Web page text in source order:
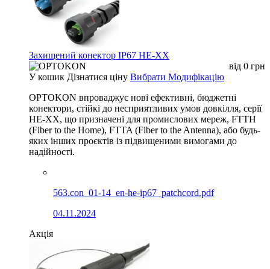
Захищений конектор IP67 HE-XX
від 0 грн
У кошик Дізнатися ціну Вибрати Модифікацію
OPTOKON впроваджує нові ефективні, бюджетні
конектори, стійкі до несприятливих умов довкілля, серії
HE-XX, що призначені для промислових мереж, FTTH
(Fiber to the Home), FTTA (Fiber to the Antenna), або будь-
яких інших проєктів із підвищеними вимогами до
надійності.
563.con_01-14_en-he-ip67_patchcord.pdf
04.11.2024
Акція